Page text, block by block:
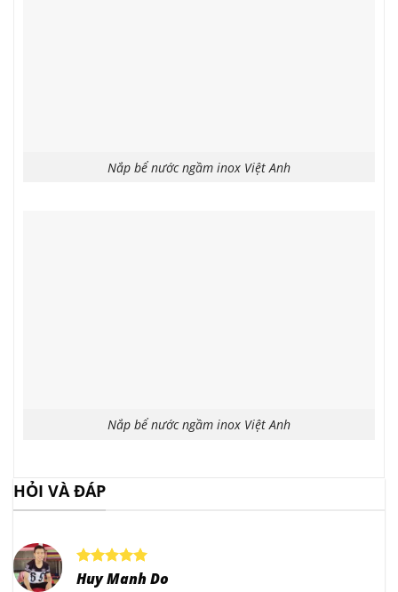
Nắp bể nước ngầm inox Việt Anh
Nắp bể nước ngầm inox Việt Anh
HỎI VÀ ĐÁP
Huy Manh Do